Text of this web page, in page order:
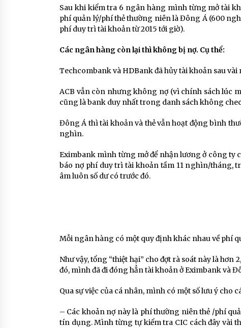
Sau khi kiểm tra 6 ngân hàng mình từng mở tài
phí quản lý/phí thẻ thường niên là Đông Á (600
phí duy trì tài khoản từ 2015 tới giờ).
Các ngân hàng còn lại thì không bị nợ. Cụ thể:
Techcombank và HDBank đã hủy tài khoản sau
ACB vẫn còn nhưng không nợ (vì chính sách lúc
cũng là bank duy nhất trong danh sách không
Đông Á thì tài khoản và thẻ vẫn hoạt động bình
nghìn.
Eximbank mình từng mở để nhận lương ở công ty
báo nợ phí duy trì tài khoản tầm 11 nghìn/tháng,
âm luôn số dư có trước đó.
Mỗi ngân hàng có một quy định khác nhau về phí
Như vậy, tổng “thiệt hại” cho đợt rà soát này là
đó, mình đã đi đóng hẳn tài khoản ở Eximbank và
Qua sự việc của cá nhân, mình có một số lưu ý cho
– Các khoản nợ này là phí thường niên thẻ /phí
tín dụng. Mình từng tự kiểm tra CIC cách đây vài